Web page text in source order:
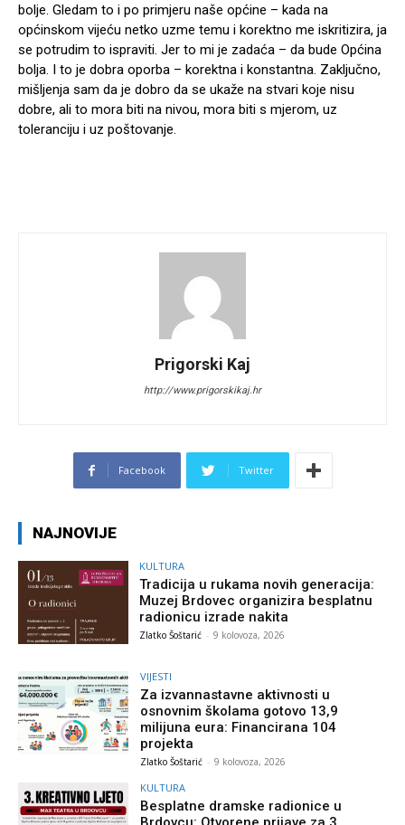
bolje. Gledam to i po primjeru naše općine – kada na
općinskom vijeću netko uzme temu i korektno me iskritizira, ja
se potrudim to ispraviti. Jer to mi je zadaća – da bude Općina
bolja. I to je dobra oporba – korektna i konstantna. Zaključno,
mišljenja sam da je dobro da se ukaže na stvari koje nisu
dobre, ali to mora biti na nivou, mora biti s mjerom, uz
toleranciju i uz poštovanje.
Prigorski Kaj
http://www.prigorskikaj.hr
Facebook Twitter
NAJNOVIJE
KULTURA
Tradicija u rukama novih generacija:
Muzej Brdovec organizira besplatnu
radionicu izrade nakita
Zlatko Šoštarić - 9 kolovoza, 2026
VIJESTI
Za izvannastavne aktivnosti u
osnovnim školama gotovo 13,9
milijuna eura: Financirana 104
projekta
Zlatko Šoštarić - 9 kolovoza, 2026
KULTURA
Besplatne dramske radionice u